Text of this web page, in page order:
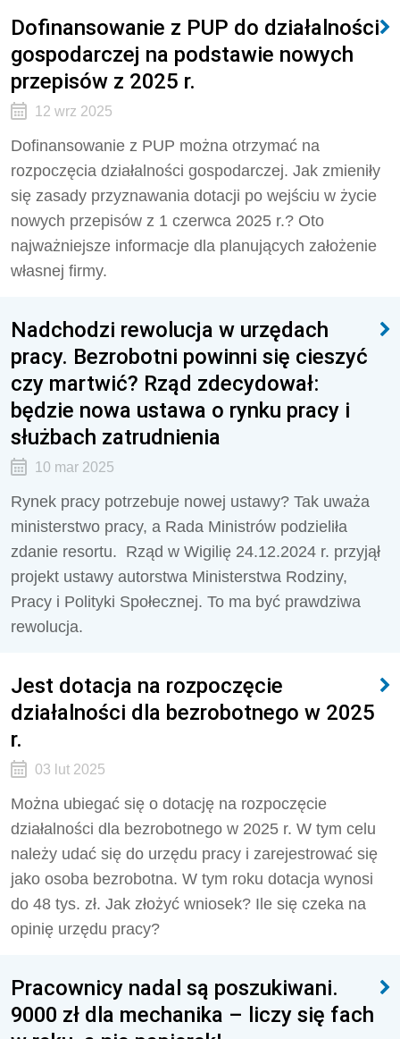
Dofinansowanie z PUP do działalności
gospodarczej na podstawie nowych
przepisów z 2025 r.
12 wrz 2025
Dofinansowanie z PUP można otrzymać na
rozpoczęcia działalności gospodarczej. Jak zmieniły
się zasady przyznawania dotacji po wejściu w życie
nowych przepisów z 1 czerwca 2025 r.? Oto
najważniejsze informacje dla planujących założenie
własnej firmy.
Nadchodzi rewolucja w urzędach
pracy. Bezrobotni powinni się cieszyć
czy martwić? Rząd zdecydował:
będzie nowa ustawa o rynku pracy i
służbach zatrudnienia
10 mar 2025
Rynek pracy potrzebuje nowej ustawy? Tak uważa
ministerstwo pracy, a Rada Ministrów podzieliła
zdanie resortu. Rząd w Wigilię 24.12.2024 r. przyjął
projekt ustawy autorstwa Ministerstwa Rodziny,
Pracy i Polityki Społecznej. To ma być prawdziwa
rewolucja.
Jest dotacja na rozpoczęcie
działalności dla bezrobotnego w 2025
r.
03 lut 2025
Można ubiegać się o dotację na rozpoczęcie
działalności dla bezrobotnego w 2025 r. W tym celu
należy udać się do urzędu pracy i zarejestrować się
jako osoba bezrobotna. W tym roku dotacja wynosi
do 48 tys. zł. Jak złożyć wniosek? Ile się czeka na
opinię urzędu pracy?
Pracownicy nadal są poszukiwani.
9000 zł dla mechanika – liczy się fach